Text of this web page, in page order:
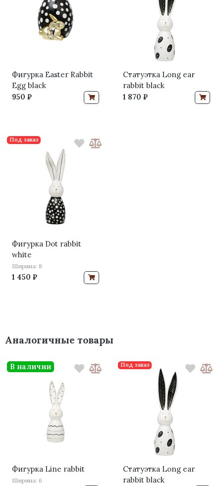
Фигурка Easter Rabbit
Egg black
950 ₽
Статуэтка Long ear
rabbit black
1 870 ₽
Фигурка Dot rabbit
white
Ширина: 8
1 450 ₽
Под заказ
Аналогичные товары
Фигурка Line rabbit
Ширина: 6
В наличии
Статуэтка Long ear
rabbit black
Под заказ